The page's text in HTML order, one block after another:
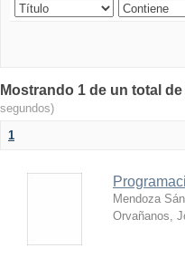
Mostrando 1 de un total
segundos)
1
Mendoza
Orvañanos,